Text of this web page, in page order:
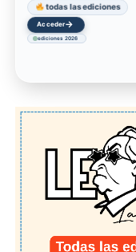
todas las ediciones
Acceder→
ediciones 2026